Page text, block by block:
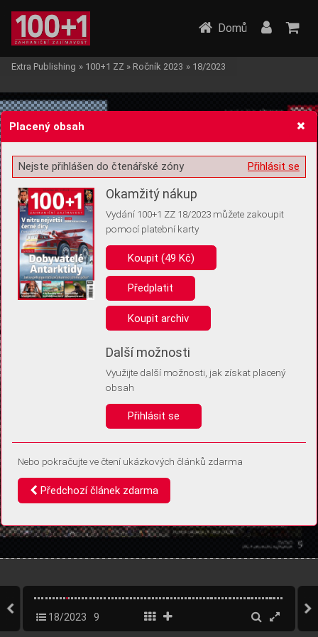
Žádost o souhlas s ukládáním volitelných informací
Pro základní fungování webu nepotřebujeme ukládat žádné informace
(tzv. cookies apod.). Rádi bychom vás ale požádali o souhlas s
uložením volitelných informací:
Anonymní unikátní ID
Díky němu příště poznáme, že se jedná o stejné zařízení, a
Identifikátor je zcela anonymní.
Vaše souhlasy a odmítnutí si ukládáme do vašeho zařízení, abychom se
vás už příště znovu neptali. Můžete je kdykoli později upravit ve Správě
Domů
Extra Publishing » 100+1 ZZ » Ročník 2023 » 18/2023
18/2023 9
Placený obsah
Přihlásit se
Nejste přihlášen do čtenářské zóny
Okamžitý nákup
Vydání 100+1 ZZ 18/2023 můžete zakoupit
pomocí platební karty
Koupit (49 Kč)
Předplatit
Koupit archiv
Další možnosti
Využijte další možnosti, jak získat placený
obsah
Přihlásit se
Nebo pokračujte ve čtení ukázkových článků zdarma
Předchozí článek zdarma